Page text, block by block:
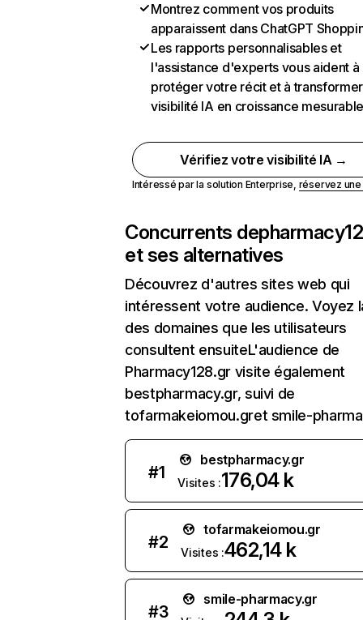
Montrez comment vos produits
apparaissent dans ChatGPT
Les rapports personnalisables et
l'assistance d'experts vous aident à
protéger votre récit et à
visibilité IA en croissance
Vérifiez votre visibilité IA →
Intéressé par la solution Enterprise, réservez
Concurrents de
et ses alternatives
Découvrez d'autres sites web qui
intéressent votre audience. Voyez
des domaines que les utilisateurs
consultent ensuiteL'audience de
Pharmacy128.gr visite également
bestpharmacy.gr, suivi de
tofarmakeiomou.gret smile-
#1
bestpharmacy.gr
Visites :176,04 k
#2
tofarmakeiomou.gr
Visites :462,14 k
#3
smile-pharmacy.gr